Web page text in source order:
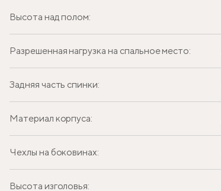
Высота над полом:
Разрешенная нагрузка на спальное место:
Задняя часть спинки:
Материал корпуса:
Чехлы на боковинах:
Высота изголовья: